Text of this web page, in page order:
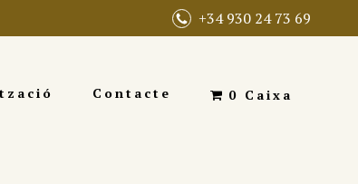
+34 930 24 73 69
Contacte 0 Caixa